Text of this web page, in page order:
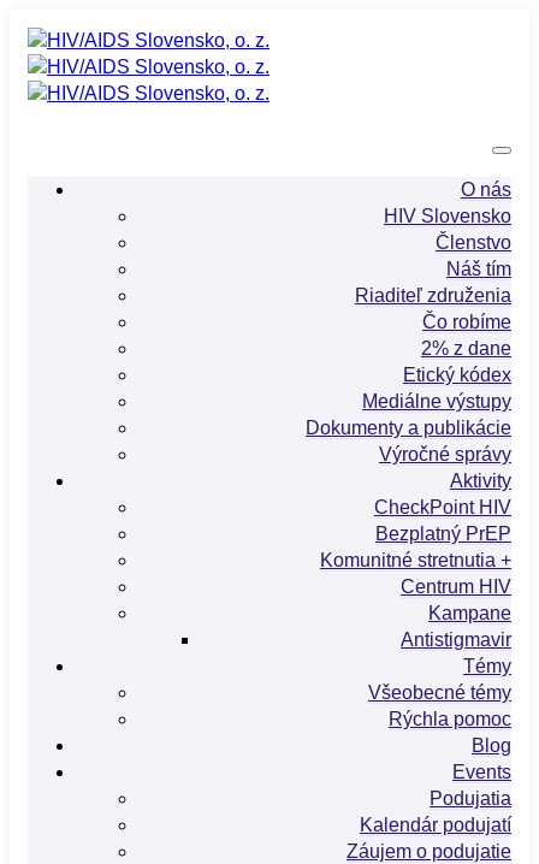
O nás
HIV Slovensko
Členstvo
Náš tím
Riaditeľ združenia
Čo robíme
2% z dane
Etický kódex
Mediálne výstupy
Dokumenty a publikácie
Výročné správy
Aktivity
CheckPoint HIV
Bezplatný PrEP
Komunitné stretnutia +
Centrum HIV
Kampane
Antistigmavir
Témy
Všeobecné témy
Rýchla pomoc
Blog
Events
Podujatia
Kalendár podujatí
Záujem o podujatie